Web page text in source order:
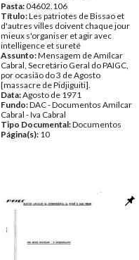
Pasta:04602.106
Título:Les patriotes de Bissao et
d'autres villes doivent chaque jour
mieux s'organiser et agir avec
intelligence et sureté
Assunto:Mensagem de Amílcar
Cabral, Secretário Geral do PAIGC,
por ocasião do 3 de Agosto
[massacre de Pidjiguiti].
Data:Agosto de 1971
Fundo:DAC - Documentos Amílcar
Cabral - Iva Cabral
Tipo Documental:Documentos
Página(s): 10